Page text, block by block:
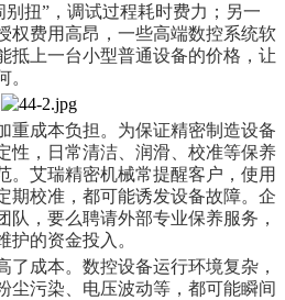
扭”，调试过程耗时费力；另一
权费用高昂，一些高端数控系统软
抵上一台小型普通设备的价格，让
。
重成本负担。为保证精密制造设备
性，日常清洁、润滑、校准等保养
。艾瑞精密机械常提醒客户，使用
期校准，都可能诱发设备故障。企
队，要么聘请外部专业保养服务，
护的资金投入。
了成本。数控设备运行环境复杂，
尘污染、电压波动等，都可能瞬间